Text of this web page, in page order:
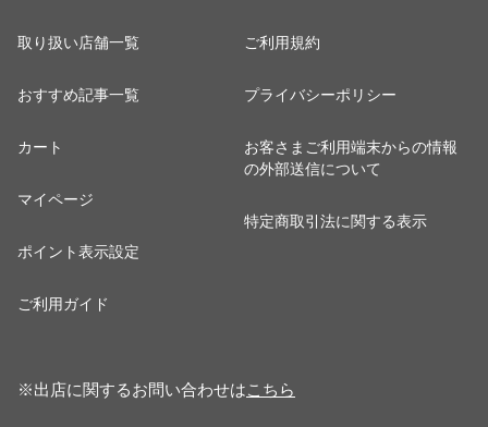
取り扱い店舗一覧
おすすめ記事一覧
カート
マイページ
ポイント表示設定
ご利用ガイド
ご利用規約
プライバシーポリシー
お客さまご利用端末からの情報
の外部送信について
特定商取引法に関する表示
※出店に関するお問い合わせはこちら